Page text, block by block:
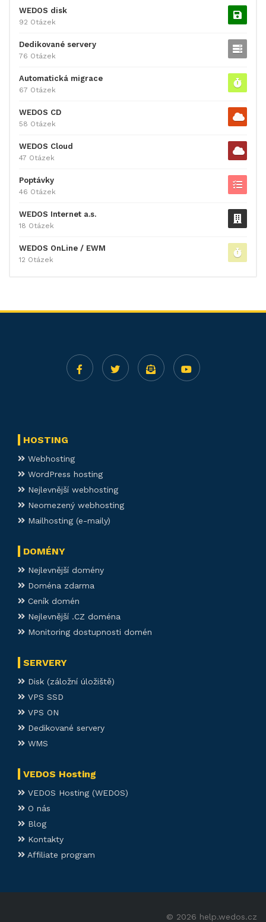
WEDOS disk
92 Otázek
Dedikované servery
76 Otázek
Automatická migrace
67 Otázek
WEDOS CD
58 Otázek
WEDOS Cloud
47 Otázek
Poptávky
46 Otázek
WEDOS Internet a.s.
18 Otázek
WEDOS OnLine / EWM
12 Otázek
HOSTING
Webhosting
WordPress hosting
Nejlevnější webhosting
Neomezený webhosting
Mailhosting (e-maily)
DOMÉNY
Nejlevnější domény
Doména zdarma
Ceník domén
Nejlevnější .CZ doména
Monitoring dostupnosti domén
SERVERY
Disk (záložní úložiště)
VPS SSD
VPS ON
Dedikované servery
WMS
VEDOS Hosting
VEDOS Hosting (WEDOS)
O nás
Blog
Kontakty
Affiliate program
© 2026 help.wedos.cz